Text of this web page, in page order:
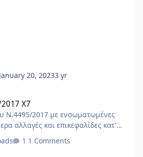
January 20, 20233 yr
X7
Ν.4495/2017 με ενσωματωμένες
αλλαγές και επικεφαλίδες κατ'
[Α1]Αλλαγές και προσθήκες με
1 Comments